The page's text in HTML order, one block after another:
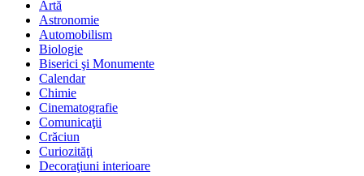
Artă
Astronomie
Automobilism
Biologie
Biserici şi Monumente
Calendar
Chimie
Cinematografie
Comunicaţii
Crăciun
Curiozităţi
Decoraţiuni interioare